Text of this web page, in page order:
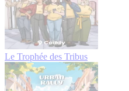
Le Trophée des Tribus